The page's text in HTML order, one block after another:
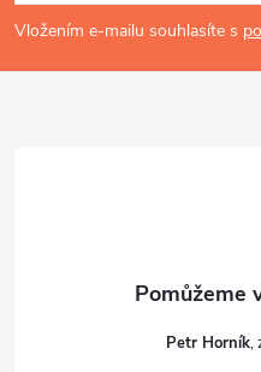
p
a
Vložením e-mailu souhlasíte s
Petr Horník